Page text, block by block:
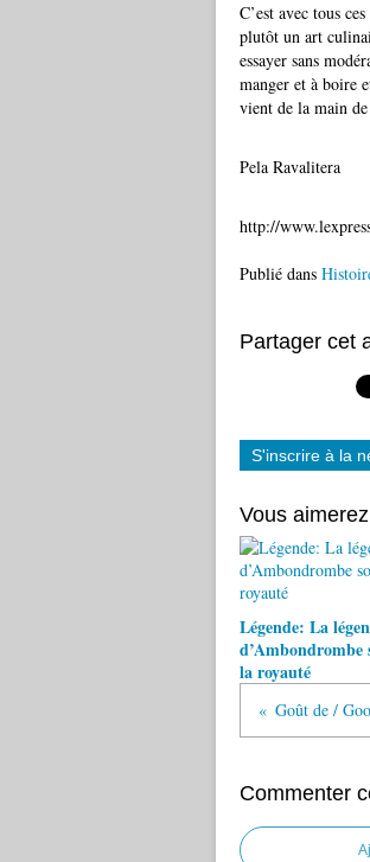
C’est avec tous
plutôt un art
essayer sans
manger et à boire
vient de la main
Pela Ravalitera
http://
Publié dans
Partager cet
S'inscrire à la
Vous
Légende: La
d’Ambondrombe
la royauté
Goût de /
Commenter